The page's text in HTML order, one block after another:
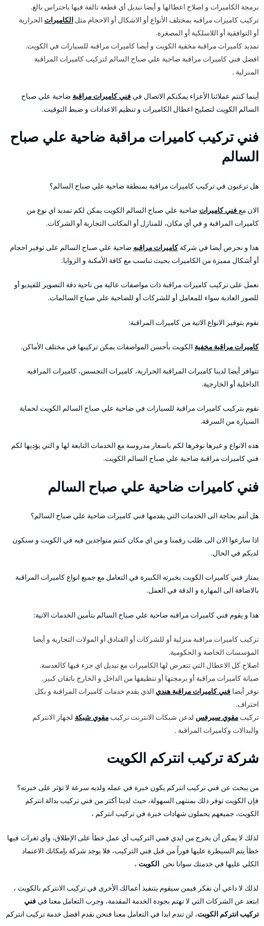
برمجة الكاميرات و اصلاح اعطالها و أيضا تبديل أي قطعة تالفة فيها باحتراس بالغ.
تركيب كاميرات مراقبه بمختلف الأنواع أو الاشكال أو الاحجام مثلالكاميراتالحرارية
أو التوافقية أو اللاسلكية أو المصغرة.
تمديد كاميرات مراقبة مخفية الكويت و أيضا كاميرات مراقبه للسيارات في الكويت.
افضل فني كاميرات مراقبة ضاحية علي صباح السالم لتركيب كاميرات المراقبة
المنزلية .
أينما كنتم عملائنا الأعزاء يمكنكم الاتصال فيفني كاميرات مراقبة ضاحية علي صباح
السالم الكويت لتصليح اعطال الكاميرات و تنظيم الاعدادات و ضبط التوقيت.
فني تركيب كاميرات مراقبة ضاحية علي صباح
السالم
هل ترغبون في تركيب كاميرات مراقبة بمنطقة ضاحية علي صباح السالم؟
الان معفني كاميراتضاحية علي صباح السالم الكويت يمكن لكم تمديد اي نوع من
كاميرات المراقبة و في أي مكان، للمنازل أو المكاتب التجارية أو الشركات.
هذا و نحرص أيضا في شركةكاميرات مراقبه ضاحية علي صباح السالم على توفير احجام
أو أشكال مميزة من الكاميرات بحيث تناسب مع كافة الأمكنة و الزوايا.
نعمل على تركيب كاميرات مراقبة ذات مواصفات عالية من ناحية دقة التصوير للفيديو أو
للصور العادية سواء للمعامل أو للشركات أو للضاحية علي صباح السالمات.
نقوم بتوفير الانواع الاتية من كاميرات المراقبة:
كاميرات مراقبة مخفية الكويت بأحسن المواصفات يمكن تركيبها في مختلف الأماكن.
تتوافر أيضا لدينا كاميرات المراقبة الحرارية، كاميرات التجسس، كاميرات المراقبه
الداخلية أو الخارجية.
نقوم بتركيب كاميرات مراقبة للسيارات في ضاحية علي صباح السالم الكويت لحماية
السيارة من السرقة.
هذه الانواع و غيرها نوفرها لكم باسعار مدروسة مع الخدمات التابعة لها و التي يؤديها لكم
فني كاميرات مراقبة ضاحية علي صباح السالم الكويت.
فني كاميرات ضاحية علي صباح السالم
هل أنتم بحاجة الى الخدمات التي يقدمها فني كاميرات ضاحية علي صباح السالم؟
اذا سارعوا الان الى طلب رقمنا و من اي مكان كنتم متواجدين فيه في الكويت و سنكون
لديكم في الحال.
يمتاز فني كاميرات الكويت بخبرته الكبيرة في التعامل مع جميع انواع كاميرات المراقبة
بالاضافة الى المهارة و الدقة في العمل.
هذا و يقوم فني كاميرات مراقبه ضاحية علي صباح السالم بتأمين الخدمات الاتية:
تركيب كاميرات مراقبة منزلية أو للشركات أو الفنادق أو المولات التجارية و أيضا
المؤسسات الخاصة و الحكومية.
اصلاح كل الاعطال التي تتعرض لها الكاميرات مع تبديل اي جزء فيها كالعدسة.
صيانة كاميرات مراقبة أو برمجتها أو تنظيفها من الداخل و الخارج باتقان كبير.
نوفر أيضا فني كاميرات مراقبة هنديالذي يقدم خدمات كاميرات المراقبة و بكل
احتراف.
تركيبمقوي سيرفس لدعن شبكات الانترنت تركيبمقوي شبكة لجهاز الانتركم
والبدالات وكاميرات المراقبة .
شركة تركيب انتركم الكويت
من يبحث عن فني تركيب انتركم يكون خبرة في عمله ولديه سرعة لا تؤثر على خبرته؟
فإن الكويت توفر ذلك بمنتهى السهولة، حيث لدينا أكثر من فني تركيب بدالة انتركم
الكويت، جميعهم يحملون شهادات خبرة في تركيب انتركم ،
لذلك لا يمكن أن يخرج من ايدي فمي التركيب أي عمل خطأ على الإطلاق، وأي ثغرات فيها
خطأ يتم السيطرة عليها فوراً من قبل فني التركيب، فلا يوجد شركة بإمكانك الاعتماد
الكلي عليها في خدمتك سوانا نحن الكويت ،
لذلك لا داعي أن نفكر فيمن سيقوم بتنفيذ أعمالك الأخرى في تركيب الانتركم بالكويت ،
ابتعد عن الشركات التي لا تهتم بجودة الخدمة المقدمة، وجرب التعامل معنا فيفني
تركيب انتركم الكويت، لن تندم ابدا في التعامل معنا فنحن نقدم افضل خدمة تركيب انتركم